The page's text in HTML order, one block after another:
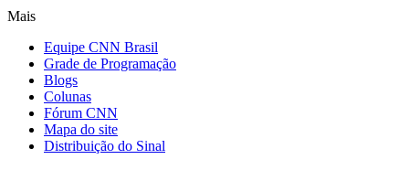
Mais
Equipe CNN Brasil
Grade de Programação
Blogs
Colunas
Fórum CNN
Mapa do site
Distribuição do Sinal